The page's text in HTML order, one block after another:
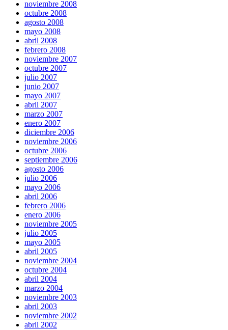
noviembre 2008
octubre 2008
agosto 2008
mayo 2008
abril 2008
febrero 2008
noviembre 2007
octubre 2007
julio 2007
junio 2007
mayo 2007
abril 2007
marzo 2007
enero 2007
diciembre 2006
noviembre 2006
octubre 2006
septiembre 2006
agosto 2006
julio 2006
mayo 2006
abril 2006
febrero 2006
enero 2006
noviembre 2005
julio 2005
mayo 2005
abril 2005
noviembre 2004
octubre 2004
abril 2004
marzo 2004
noviembre 2003
abril 2003
noviembre 2002
abril 2002